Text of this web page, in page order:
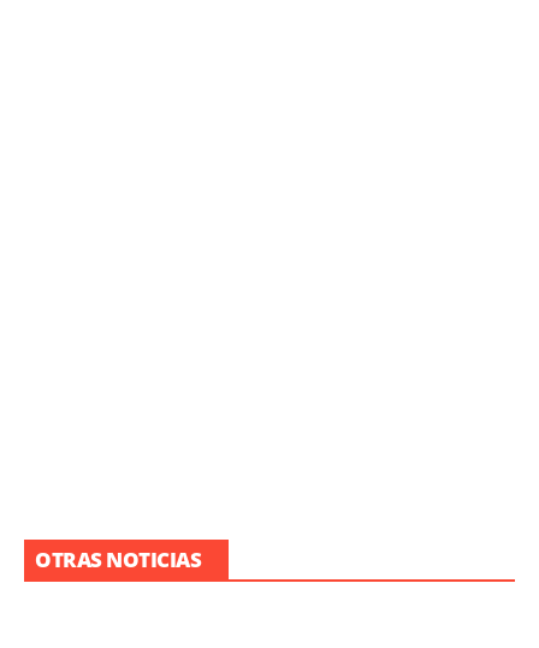
OTRAS NOTICIAS